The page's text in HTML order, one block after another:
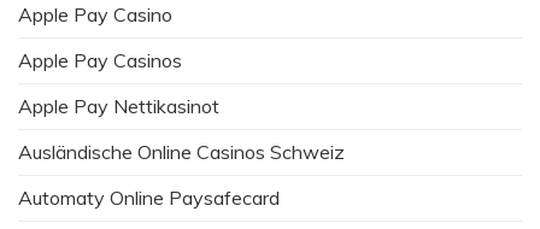
Apple Pay Casino
Apple Pay Casinos
Apple Pay Nettikasinot
Ausländische Online Casinos Schweiz
Automaty Online Paysafecard